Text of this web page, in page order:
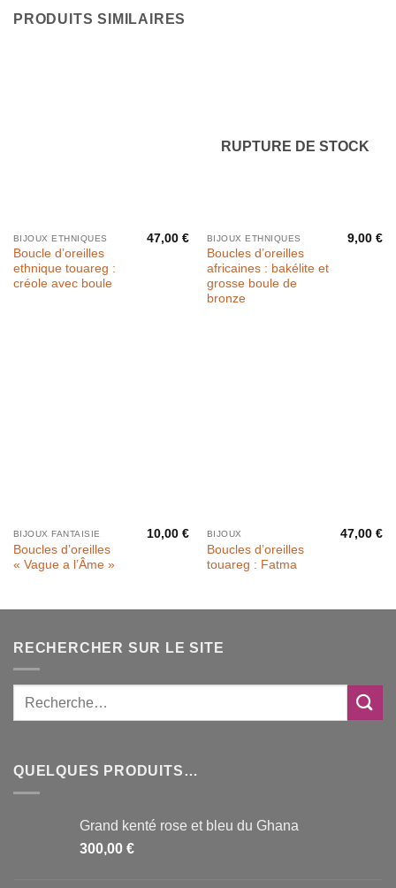
PRODUITS SIMILAIRES
BIJOUX ETHNIQUES
Boucle d’oreilles
ethnique touareg :
créole avec boule
47,00€
RUPTURE DE STOCK
BIJOUX ETHNIQUES
Boucles d’oreilles
africaines : bakélite et
grosse boule de
bronze
9,00€
BIJOUX FANTAISIE
Boucles d’oreilles
« Vague a l’Âme »
10,00€ BIJOUX
Boucles d’oreilles
touareg : Fatma
47,00€
RECHERCHER SUR LE SITE
QUELQUES PRODUITS…
Grand kenté rose et bleu du Ghana
300,00 €